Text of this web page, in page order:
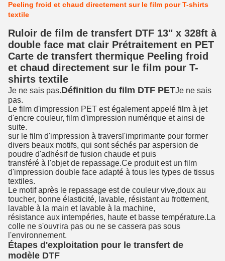
Peeling froid et chaud directement sur le film pour T-shirts
textile
Ruloir de film de transfert DTF 13" x 328ft à
double face mat clair Prétraitement en PET
Carte de transfert thermique Peeling froid
et chaud directement sur le film pour T-
shirts textile
Je ne sais pas.Définition du film DTF PETJe ne sais
pas.
Le film d'impression PET est également appelé film à jet
d'encre couleur, film d'impression numérique et ainsi de
suite.
sur le film d'impression à travers l'imprimante pour former
divers beaux motifs, qui sont séchés par aspersion de
poudre d'adhésif de fusion chaude et puis
transféré à l'objet de repassage.Ce produit est un film
d'impression double face adapté à tous les types de tissus
textiles.
Le motif après le repassage est de couleur vive,doux au
toucher, bonne élasticité, lavable, résistant au frottement,
lavable à la main et lavable à la machine,
résistance aux intempéries, haute et basse température. La
colle ne s'ouvrira pas ou ne se cassera pas sous
l'environnement.
Étapes d'exploitation pour le transfert de
modèle DTF